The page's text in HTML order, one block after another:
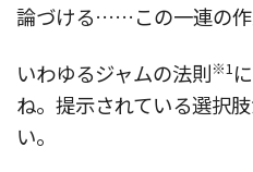
論づける……この一連の作
いわゆるジャムの法則※1
ね。提示されている選択
い。